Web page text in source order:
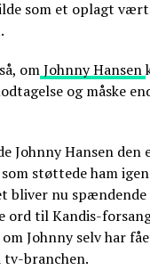
som et oplagt
omJohnny Hansen
og måske
Johnny Hansen
støttede ham
bliver nu spændende
ord til Kandis-
Johnny selv har
branchen.